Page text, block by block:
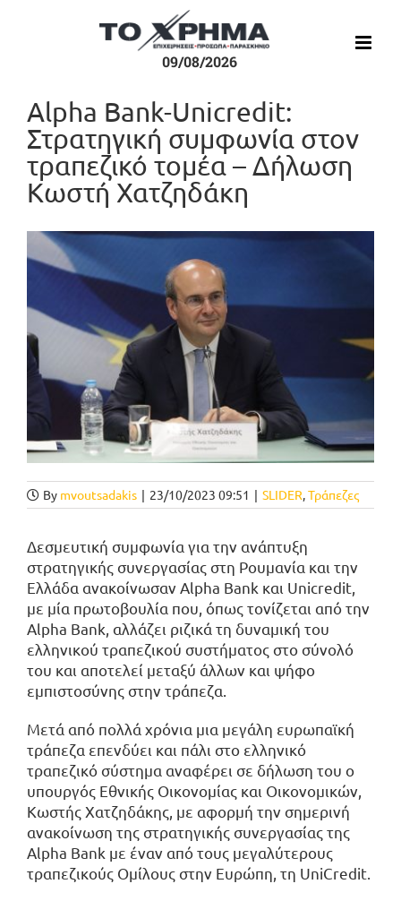
09/08/2026
Alpha Bank-Unicredit:
Στρατηγική συμφωνία στον
τραπεζικό τομέα – Δήλωση
Κωστή Χατζηδάκη
Προβολή
μεγαλύτερης
εικόνας
By mvoutsadakis | 23/10/2023 09:51 | SLIDER,Τράπεζες
Δεσμευτική συμφωνία για την ανάπτυξη
στρατηγικής συνεργασίας στη Ρουμανία και την
Ελλάδα ανακοίνωσαν Alpha Bank και Unicredit,
με μία πρωτοβουλία που, όπως τονίζεται από την
Alpha Bank, αλλάζει ριζικά τη δυναμική του
ελληνικού τραπεζικού συστήματος στο σύνολό
του και αποτελεί μεταξύ άλλων και ψήφο
εμπιστοσύνης στην τράπεζα.
Μετά από πολλά χρόνια μια μεγάλη ευρωπαϊκή
τράπεζα επενδύει και πάλι στο ελληνικό
τραπεζικό σύστημα αναφέρει σε δήλωση του ο
υπουργός Εθνικής Οικονομίας και Οικονομικών,
Κωστής Χατζηδάκης, με αφορμή την σημερινή
ανακοίνωση της στρατηγικής συνεργασίας της
Alpha Bank με έναν από τους μεγαλύτερους
τραπεζικούς Ομίλους στην Ευρώπη, τη UniCredit.